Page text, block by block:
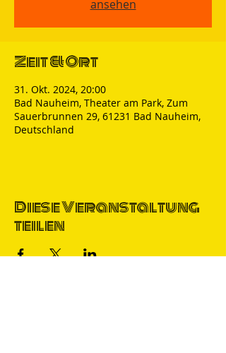
ansehen
Zeit & Ort
31. Okt. 2024, 20:00
Bad Nauheim, Theater am Park, Zum
Sauerbrunnen 29, 61231 Bad Nauheim,
Deutschland
Diese Veranstaltung
teilen